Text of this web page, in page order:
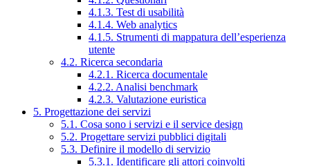
4.1.3. Test di usabilità
4.1.4. Web analytics
4.1.5. Strumenti di mappatura dell’esperienza
utente
4.2. Ricerca secondaria
4.2.1. Ricerca documentale
4.2.2. Analisi benchmark
4.2.3. Valutazione euristica
5. Progettazione dei servizi
5.1. Cosa sono i servizi e il service design
5.2. Progettare servizi pubblici digitali
5.3. Definire il modello di servizio
5.3.1. Identificare gli attori coinvolti